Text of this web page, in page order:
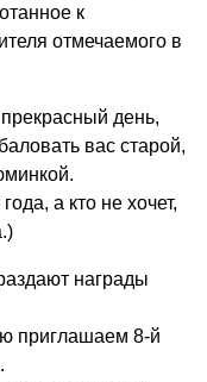
к
отмечаемого в
прекрасный день,
вас старой,
а кто не хочет,
награды
приглашаем 8-й